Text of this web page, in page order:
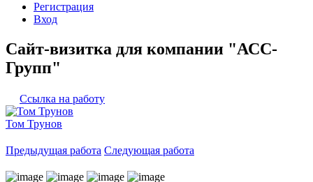
Регистрация
Вход
Сайт-визитка для компании "АСС-
Групп"
Ссылка на работу
Том Трунов
Предыдущая работа Следующая работа